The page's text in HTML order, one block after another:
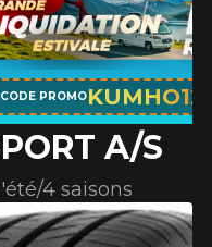
VOIR TOUT
Par véhicule
DIAMÈTRE
VOIR TOUT
Par dimensions
A/S
4 saisons
APPLICABLE SUR TOUT ACHAT DE 4
PNEUS DE MARQUE KUMHO* PLUS
D'INFO